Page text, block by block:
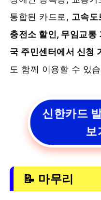
통합된 카드로, 고속도
충전소 할인, 무임교통
국 주민센터에서 신청
도 함께 이용할 수 있
신한카드
📝 마무리